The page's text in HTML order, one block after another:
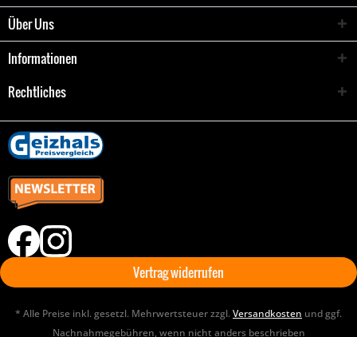
Über Uns
Informationen
Rechtliches
Vertrag widerrufen
* Alle Preise inkl. gesetzl. Mehrwertsteuer zzgl.Versandkosten und ggf.
Nachnahmegebühren, wenn nicht anders beschrieben